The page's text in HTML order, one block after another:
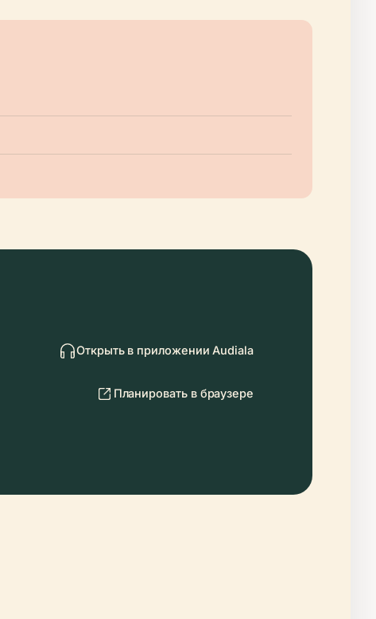
Открыть в приложении Audiala
Планировать в браузере